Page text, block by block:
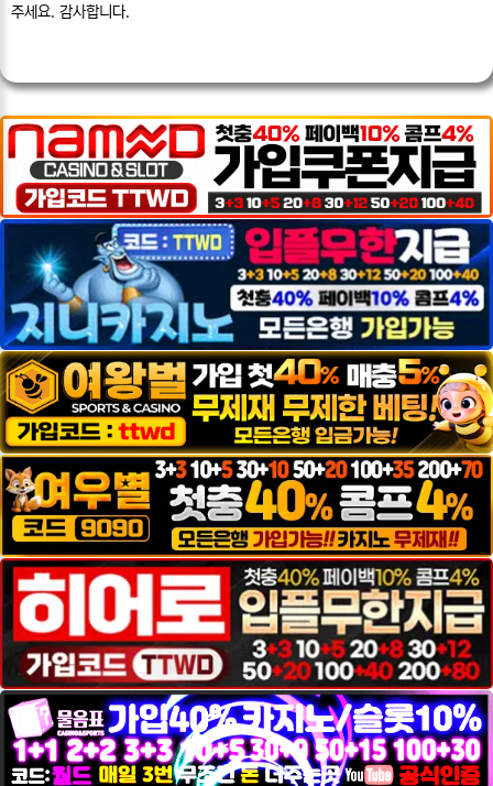
주세요. 감사합니다.
___________